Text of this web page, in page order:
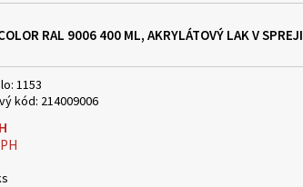
RAL 9006 400 ML, AKRYLÁTOVÝ LAK V SPREJI
1153
kód: 214009006